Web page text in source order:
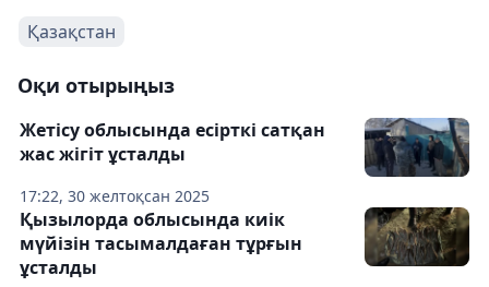
Қазақстан
Оқи отырыңыз
17:22, 30 желтоқсан 2025
Жетісу облысында есірткі сатқан
жас жігіт ұсталды
Қызылорда облысында киік
мүйізін тасымалдаған тұрғын
ұсталды